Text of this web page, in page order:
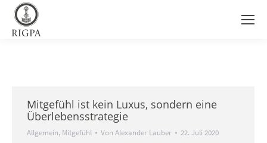
Mitgefühl ist kein Luxus, sondern eine
Überlebensstrategie
Allgemein, Mitgefühl Von Alexander Lauber 22. Juli 2020